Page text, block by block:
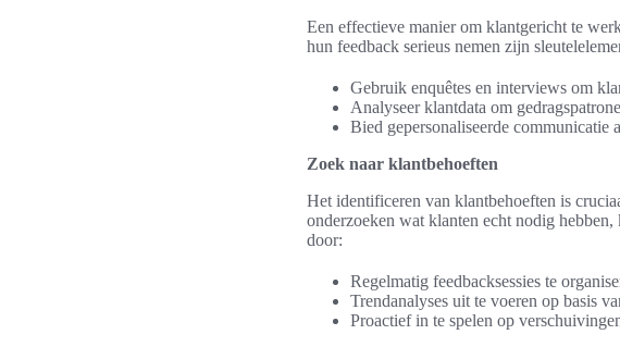
Een effectieve manier om klantgericht te
hun feedback serieus nemen zijn
Gebruik enquêtes en interviews om
Analyseer klantdata om
Bied gepersonaliseerde communicatie
Zoek naar klantbehoeften
Het identificeren van klantbehoeften is
onderzoeken wat klanten echt nodig
door:
Regelmatig feedbacksessies te
Trendanalyses uit te voeren op basis
Proactief in te spelen op